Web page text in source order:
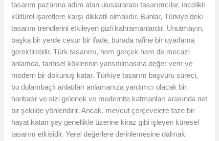
tasarım pazarına adım atan uluslararası tasarımcılar, incelikli
kültürel işaretlere karşı dikkatli olmalıdır. Bunlar, Türkiye’deki
tasarım trendlerini etkileyen gizli kahramanlardır. Unutmayın,
başka bir yerde cesur bir ifade, burada rafine bir uyarlama
gerektirebilir. Türk tasarımı, hem gerçek hem de mecazi
anlamda, tarihsel köklerinin yansıtılmasına değer verir ve
modern bir dokunuş katar. Türkiye tasarım başvuru süreci,
bu dolambaçlı anlatıları anlamanıza yardımcı olacak bir
haritadır ve sizi gelenek ve modernite katmanları arasında net
bir şekilde yönlendirir. Ancak, mevcut çerçevelere taze bir
hayat katan şey genellikle üzerine kiraz gibi işleyen küresel
tasarım etkisidir. Yerel değerlere derinlemesine dalmak